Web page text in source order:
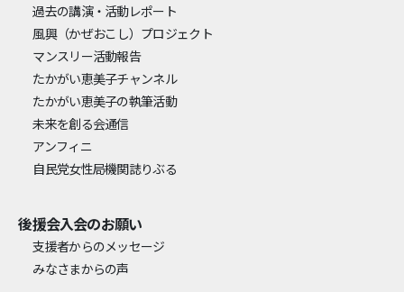
過去の講演・活動レポート
風興（かぜおこし） プロジェクト
マンスリー活動報告
たかがい恵美子チャンネル
たかがい恵美子の執筆活動
未来を創る会通信
アンフィニ
自民党女性局機関誌りぶる
後援会入会のお願い
支援者からのメッセージ
みなさまからの声